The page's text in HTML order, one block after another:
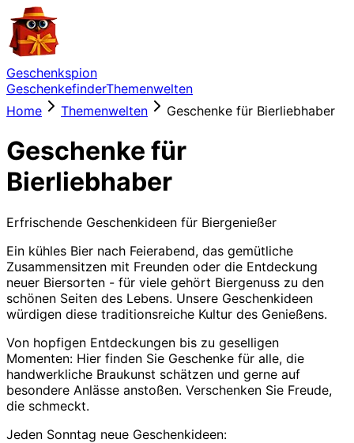
Geschenkspion
GeschenkefinderThemenwelten
Home
Themenwelten Geschenke für Bierliebhaber
Geschenke für
Bierliebhaber
Erfrischende Geschenkideen für Biergenießer
Ein kühles Bier nach Feierabend, das gemütliche
Zusammensitzen mit Freunden oder die Entdeckung
neuer Biersorten - für viele gehört Biergenuss zu den
schönen Seiten des Lebens. Unsere Geschenkideen
würdigen diese traditionsreiche Kultur des Genießens.
Von hopfigen Entdeckungen bis zu geselligen
Momenten: Hier finden Sie Geschenke für alle, die
handwerkliche Braukunst schätzen und gerne auf
besondere Anlässe anstoßen. Verschenken Sie Freude,
die schmeckt.
Jeden Sonntag neue Geschenkideen: